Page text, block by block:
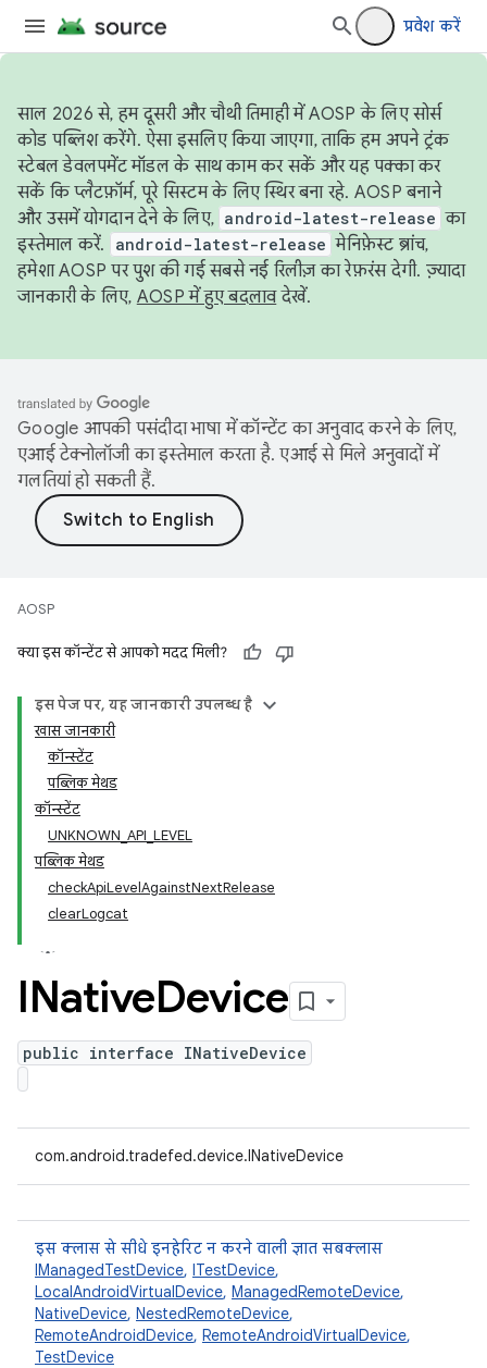
प्रवेश करें
साल 2026 से, हम दूसरी और चौथी तिमाही में AOSP के लिए सोर्स
कोड पब्लिश करेंगे. ऐसा इसलिए किया जाएगा, ताकि हम अपने ट्रंक
स्टेबल डेवलपमेंट मॉडल के साथ काम कर सकें और यह पक्का कर
सकें कि प्लैटफ़ॉर्म, पूरे सिस्टम के लिए स्थिर बना रहे. AOSP बनाने
और उसमें योगदान देने के लिए, android-latest-release का
इस्तेमाल करें.
android-latest-release मेनिफ़ेस्ट ब्रांच,
हमेशा AOSP पर पुश की गई सबसे नई रिलीज़ का रेफ़रंस देगी. ज़्यादा
जानकारी के लिए, AOSP में हुए बदलावदेखें.
Google आपकी पसंदीदा भाषा में कॉन्टेंट का अनुवाद करने के लिए,
एआई टेक्नोलॉजी का इस्तेमाल करता है. एआई से मिले अनुवादों में
गलतियां हो सकती हैं.
AOSP
क्या इस कॉन्टेंट से आपको मदद मिली?
इस पेज पर, यह जानकारी उपलब्ध है
खास जानकारी
कॉन्स्टेंट
पब्लिक मेथड
कॉन्स्टेंट
UNKNOWN_API_LEVEL
पब्लिक मेथड
checkApiLevelAgainstNextRelease
clearLogcat
INativeDevice
public interface INativeDevice
com.android.tradefed.device.INativeDevice
इस क्लास से सीधे इनहेरिट न करने वाली ज्ञात सबक्लास
IManagedTestDevice, ITestDevice,
LocalAndroidVirtualDevice, ManagedRemoteDevice,
NativeDevice, NestedRemoteDevice,
RemoteAndroidDevice, RemoteAndroidVirtualDevice,
TestDevice